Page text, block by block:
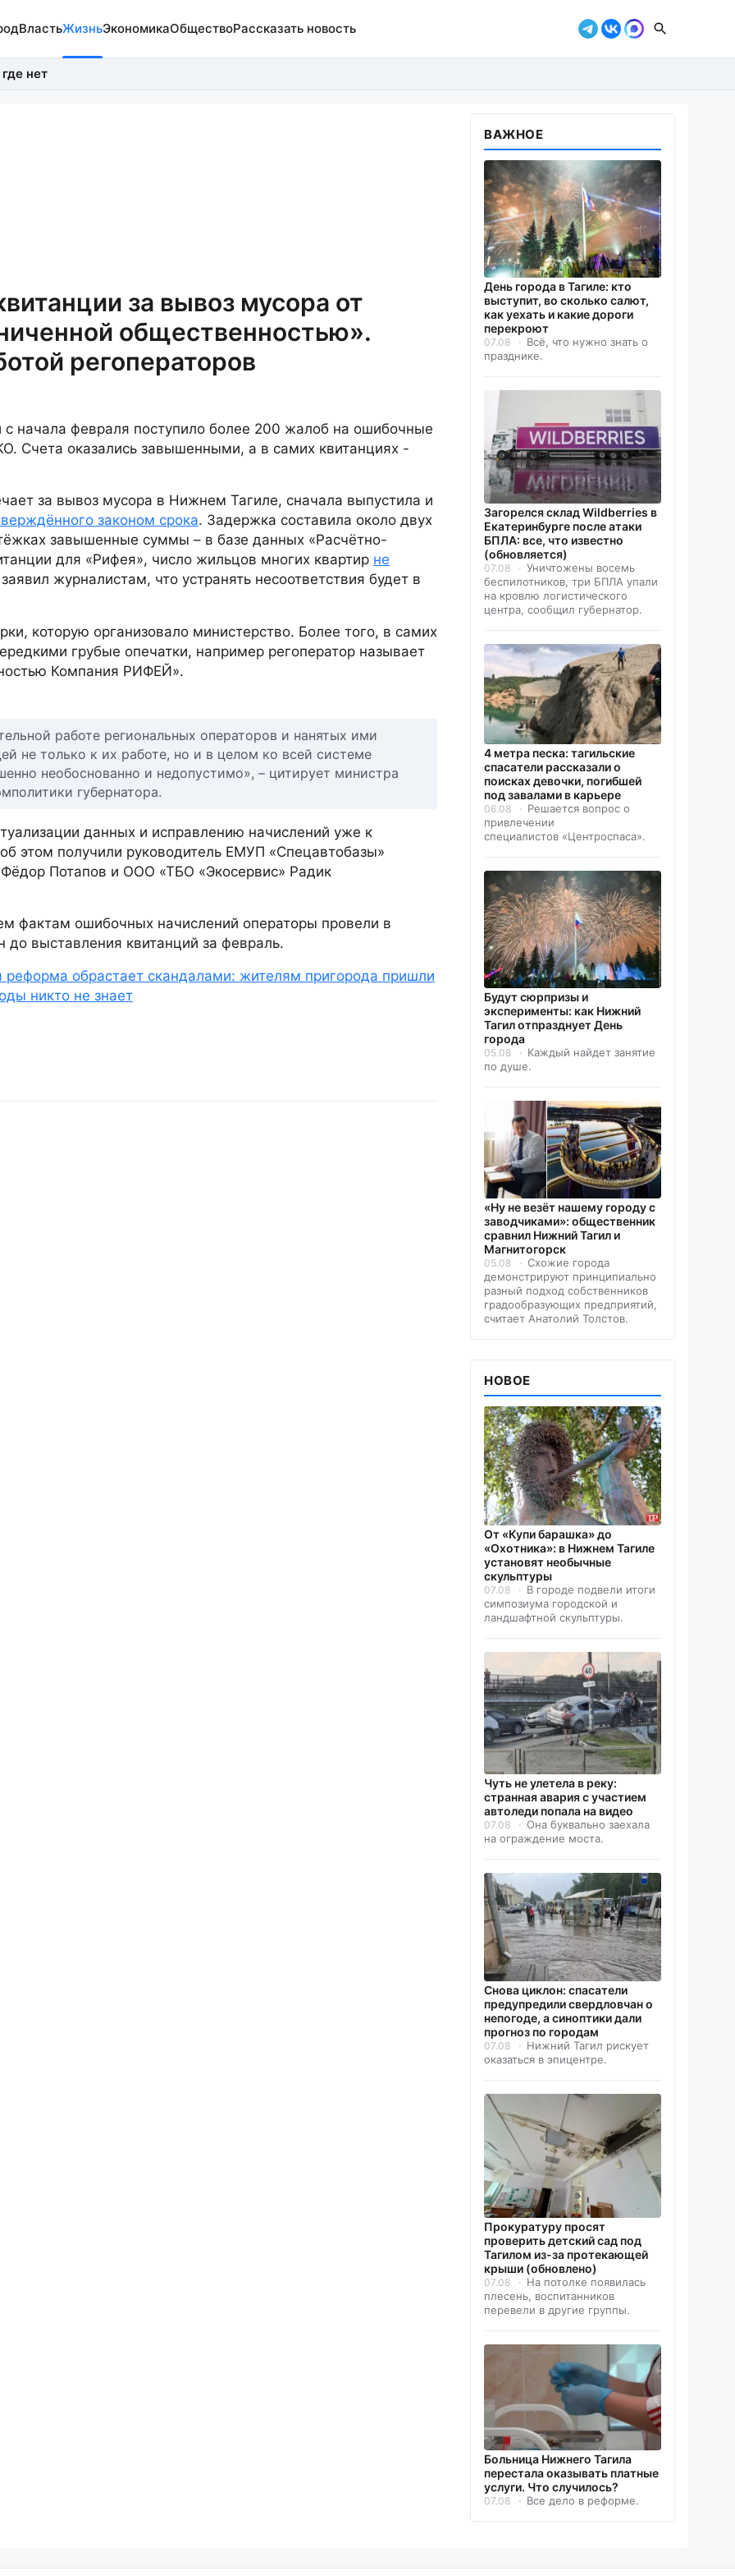
ВластьЖизньЭкономикаОбществоРассказать новость
нет
за вывоз мусора от
общественностью».
регоператоров
начала февраля поступило более 200 жалоб на ошибочные
Счета оказались завышенными, а в самих квитанциях -
за вывоз мусора в Нижнем Тагиле, сначала выпустила и
законом срока. Задержка составила около двух
завышенные суммы – в базе данных «Расчётно-
для «Рифея», число жильцов многих квартир не
журналистам, что устранять несоответствия будет в
которую организовало министерство. Более того, в самих
грубые опечатки, например регоператор называет
Компания РИФЕЙ».
работе региональных операторов и нанятых ими
не только к их работе, но и в целом ко всей системе
необоснованно и недопустимо», – цитирует министра
губернатора.
данных и исправлению начислений уже к
этом получили руководитель ЕМУП «Спецавтобазы»
Потапов и ООО «ТБО «Экосервис» Радик
фактам ошибочных начислений операторы провели в
выставления квитанций за февраль.
реформа обрастает скандалами: жителям пригорода пришли
никто не знает
ВАЖНОЕ
День города в Тагиле: кто
выступит, во сколько салют,
как уехать и какие дороги
перекроют
07.08
Всё, что нужно знать о
празднике.
Загорелся склад Wildberries в
Екатеринбурге после атаки
БПЛА: все, что известно
(обновляется)
07.08
Уничтожены восемь
беспилотников, три БПЛА упали
на кровлю логистического
центра, сообщил губернатор.
4 метра песка: тагильские
спасатели рассказали о
поисках девочки, погибшей
под завалами в карьере
06.08
Решается вопрос о
привлечении
специалистов «Центроспаса».
Будут сюрпризы и
эксперименты: как Нижний
Тагил отпразднует День
города
05.08
Каждый найдет занятие
по душе.
«Ну не везёт нашему городу с
заводчиками»: общественник
сравнил Нижний Тагил и
Магнитогорск
05.08
Схожие города
демонстрируют принципиально
разный подход собственников
градообразующих предприятий,
считает Анатолий Толстов.
НОВОЕ
От «Купи барашка» до
«Охотника»: в Нижнем Тагиле
установят необычные
скульптуры
07.08
В городе подвели итоги
симпозиума городской и
ландшафтной скульптуры.
Чуть не улетела в реку:
странная авария с участием
автоледи попала на видео
07.08
Она буквально заехала
на ограждение моста.
Снова циклон: спасатели
предупредили свердловчан о
непогоде, а синоптики дали
прогноз по городам
07.08
Нижний Тагил рискует
оказаться в эпицентре.
Прокуратуру просят
проверить детский сад под
Тагилом из-за протекающей
крыши (обновлено)
07.08
На потолке появилась
плесень, воспитанников
перевели в другие группы.
Больница Нижнего Тагила
перестала оказывать платные
услуги. Что случилось?
07.08 Все дело в реформе.